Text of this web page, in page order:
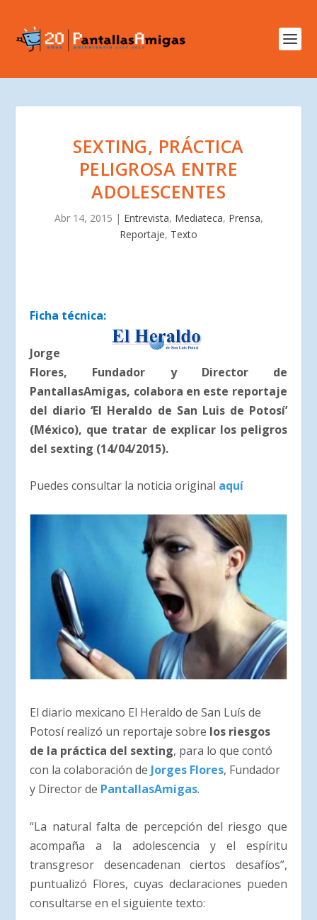
SEXTING, PRÁCTICA
PELIGROSA ENTRE
ADOLESCENTES
Abr 14, 2015 | Entrevista, Mediateca, Prensa,
Reportaje, Texto
Ficha técnica:
Jorge
Flores, Fundador y Director de
PantallasAmigas, colabora en este reportaje
del diario ‘El Heraldo de San Luis de Potosí’
(México), que tratar de explicar los peligros
del sexting (14/04/2015).
Puedes consultar la noticia original aquí
El diario mexicano El Heraldo de San Luís de
Potosí realizó un reportaje sobre los riesgos
de la práctica del sexting, para lo que contó
con la colaboración de Jorges Flores, Fundador
y Director de PantallasAmigas.
“La natural falta de percepción del riesgo que
acompaña a la adolescencia y el espíritu
transgresor desencadenan ciertos desafíos”,
puntualizó Flores, cuyas declaraciones pueden
consultarse en el siguiente texto: